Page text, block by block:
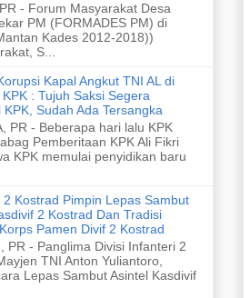
- Forum Masyarakat Desa
PM (FORMADES PM) di
Kades 2012-2018))
S...
Kapal Angkut TNI AL di
: Tujuh Saksi Segera
KPK, Sudah Ada Tersangka
PR - Beberapa hari lalu KPK
Pemberitaan KPK Ali Fikri
KPK memulai penyidikan baru
2 Kostrad Pimpin Lepas Sambut
2 Kostrad Dan Tradisi
Pamen Divif 2 Kostrad
PR - Panglima Divisi Infanteri 2
TNI Anton Yuliantoro,
Lepas Sambut Asintel Kasdivif